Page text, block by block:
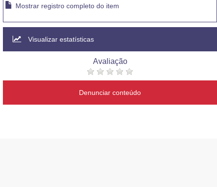
Mostrar registro completo do item
Visualizar estatísticas
Avaliação
Denunciar conteúdo